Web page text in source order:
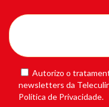
Autorizo o
newsletters da
Política de Privacidade.